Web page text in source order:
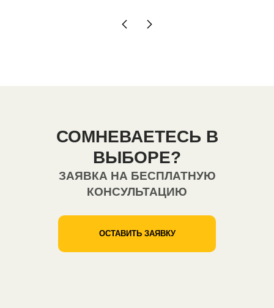
СОМНЕВАЕТЕСЬ В
ВЫБОРЕ?
ЗАЯВКА НА БЕСПЛАТНУЮ
КОНСУЛЬТАЦИЮ
ОСТАВИТЬ ЗАЯВКУ